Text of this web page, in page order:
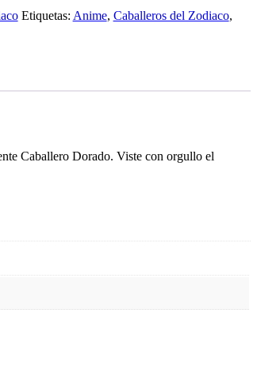
Etiquetas: Anime, Caballeros del Zodiaco,
Caballero Dorado. Viste con orgullo el